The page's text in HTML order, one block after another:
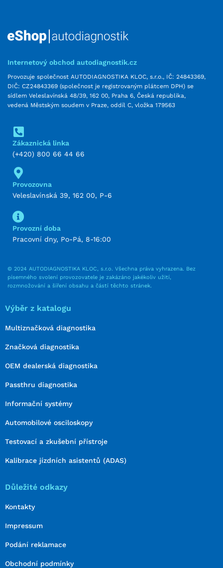
Internetový obchod autodiagnostik.cz
Provozuje společnost AUTODIAGNOSTIKA KLOC, s.r.o., IČ: 24843369,
DIČ: CZ24843369 (společnost je registrovaným plátcem DPH) se
sídlem Veleslavínská 48/39, 162 00, Praha 6, Česká republika,
vedená Městským soudem v Praze, oddíl C, vložka 179563
Zákaznická linka
(+420) 800 66 44 66
Provozovna
Veleslavínská 39, 162 00, P-6
Provozní doba
Pracovní dny, Po-Pá, 8-16:00
© 2024 AUTODIAGNOSTIKA KLOC, s.r.o. Všechna práva vyhrazena. Bez
písemného svolení provozovatele je zakázáno jakékoliv užití,
rozmnožování a šíření obsahu a částí těchto stránek.
Výběr z katalogu
Multiznačková diagnostika
Značková diagnostika
OEM dealerská diagnostika
Passthru diagnostika
Informační systémy
Automobilové osciloskopy
Testovací a zkušební přístroje
Kalibrace jízdních asistentů (ADAS)
Důležité odkazy
Kontakty
Impressum
Podání reklamace
Obchodní podmínky